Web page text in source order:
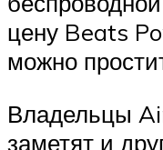
цену Beats
можно
Владельцы
заметят и